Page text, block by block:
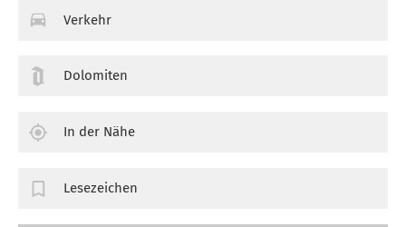
Verkehr
Dolomiten
In der Nähe
Lesezeichen